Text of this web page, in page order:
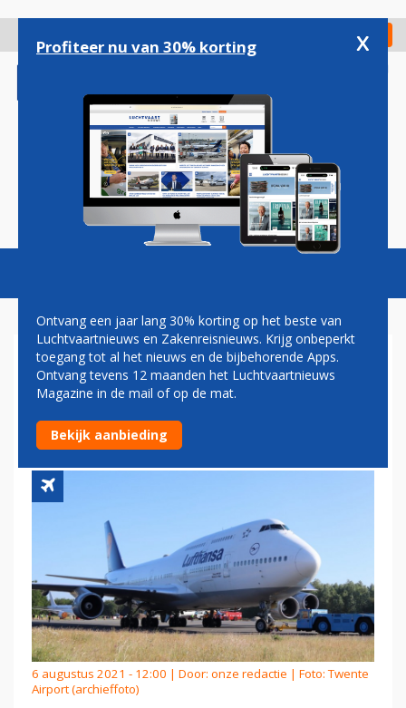
gaan
Check in
Magazine Podcasts Vacatures
'LUFTHANSA 747-TIJDPERK
OP TWENTE AIRPORT
BINNENKORT VOORBIJ'
6 augustus 2021 - 12:00 | Door: onze redactie | Foto: Twente
Airport (archieffoto)
Profiteer nu van 30% korting x
Ontvang een jaar lang 30% korting op het beste van
Luchtvaartnieuws en Zakenreisnieuws. Krijg onbeperkt
toegang tot al het nieuws en de bijbehorende Apps.
Ontvang tevens 12 maanden het Luchtvaartnieuws
Magazine in de mail of op de mat.
Bekijk aanbieding